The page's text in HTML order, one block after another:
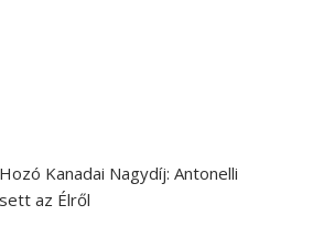
Kanadai Nagydíj: Antonelli
az Élről